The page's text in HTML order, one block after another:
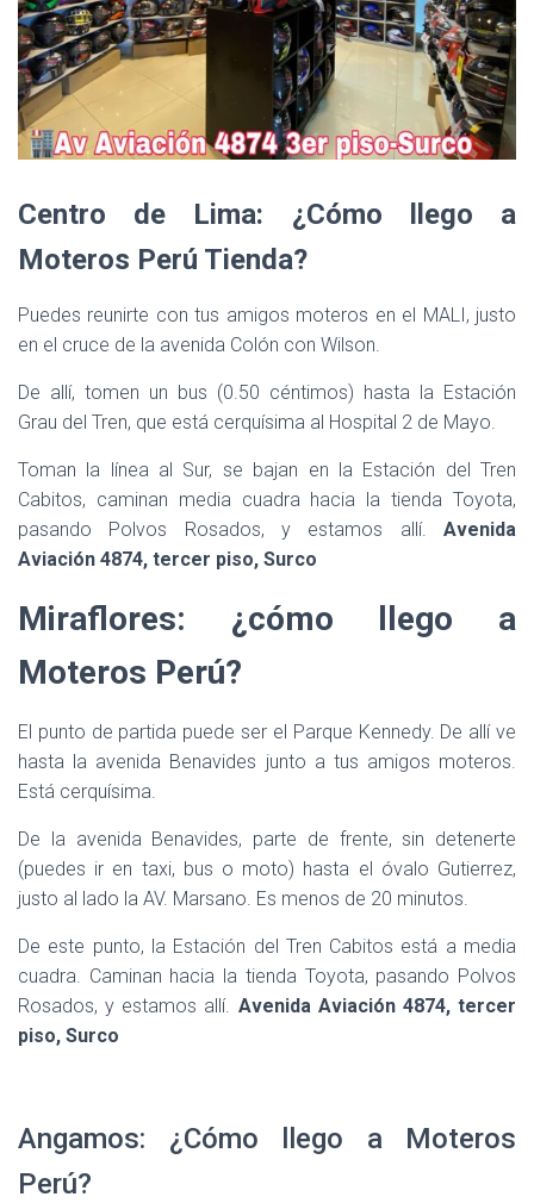
Centro de Lima: ¿Cómo llego a
Moteros Perú Tienda?
Puedes reunirte con tus amigos moteros en el MALI, justo
en el cruce de la avenida Colón con Wilson.
De allí, tomen un bus (0.50 céntimos) hasta la Estación
Grau del Tren, que está cerquísima al Hospital 2 de Mayo.
Toman la línea al Sur, se bajan en la Estación del Tren
Cabitos, caminan media cuadra hacia la tienda Toyota,
pasando Polvos Rosados, y estamos allí. Avenida
Aviación 4874, tercer piso, Surco
Miraflores: ¿cómo llego a
Moteros Perú?
El punto de partida puede ser el Parque Kennedy. De allí ve
hasta la avenida Benavides junto a tus amigos moteros.
Está cerquísima.
De la avenida Benavides, parte de frente, sin detenerte
(puedes ir en taxi, bus o moto) hasta el óvalo Gutierrez,
justo al lado la AV. Marsano. Es menos de 20 minutos.
De este punto, la Estación del Tren Cabitos está a media
cuadra. Caminan hacia la tienda Toyota, pasando Polvos
Rosados, y estamos allí. Avenida Aviación 4874, tercer
piso, Surco
Angamos: ¿Cómo llego a Moteros
Perú?